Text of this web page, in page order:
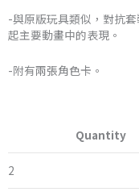
-與原版玩具類似，對抗
起主要動畫中的表現。
-附有兩張角色卡。
Quantity
2
變
形